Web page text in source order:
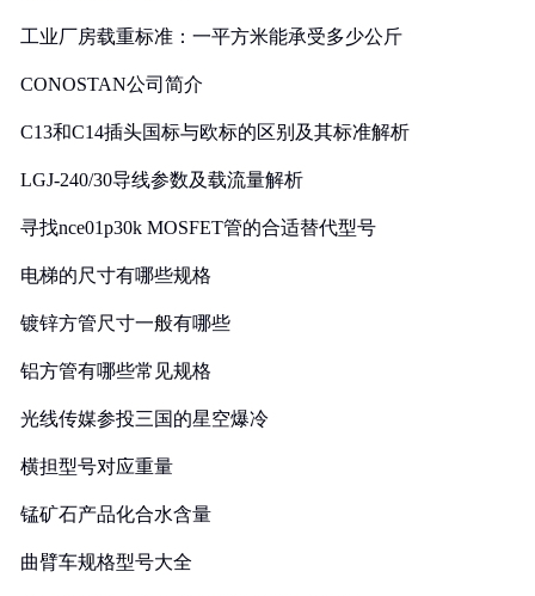
工业厂房载重标准：一平方米能承受多少公斤
CONOSTAN公司简介
C13和C14插头国标与欧标的区别及其标准解析
LGJ-240/30导线参数及载流量解析
寻找nce01p30k MOSFET管的合适替代型号
电梯的尺寸有哪些规格
镀锌方管尺寸一般有哪些
铝方管有哪些常见规格
光线传媒参投三国的星空爆冷
横担型号对应重量
锰矿石产品化合水含量
曲臂车规格型号大全